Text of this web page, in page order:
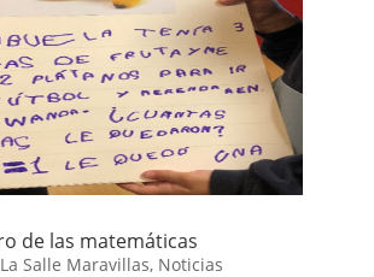
de las matemáticas
La Salle Maravillas, Noticias